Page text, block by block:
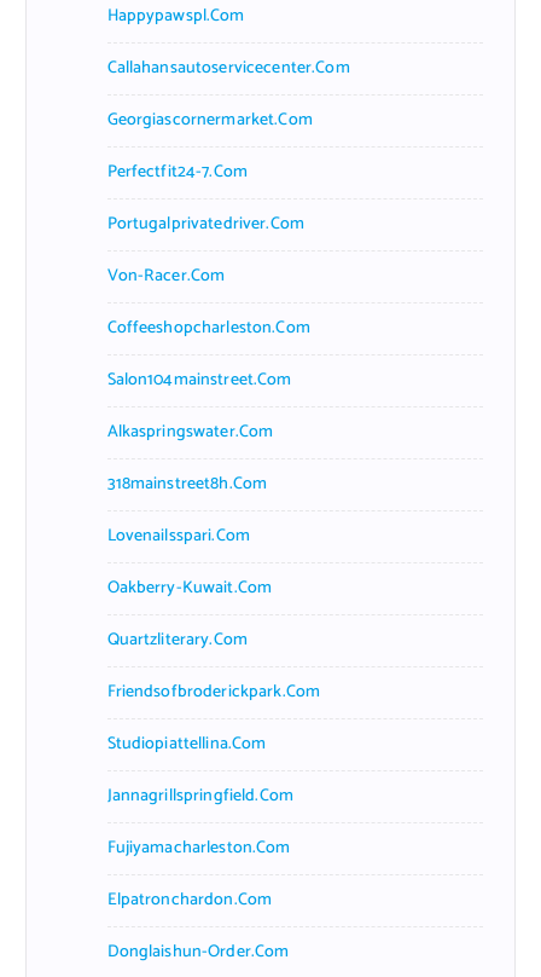
Happypawspl.com
Callahansautoservicecenter.com
Georgiascornermarket.com
Perfectfit24-7.com
Portugalprivatedriver.com
Von-Racer.com
Coffeeshopcharleston.com
Salon104mainstreet.com
Alkaspringswater.com
318mainstreet8h.com
Lovenailsspari.com
Oakberry-Kuwait.com
Quartzliterary.com
Friendsofbroderickpark.com
Studiopiattellina.com
Jannagrillspringfield.com
Fujiyamacharleston.com
Elpatronchardon.com
Donglaishun-Order.com